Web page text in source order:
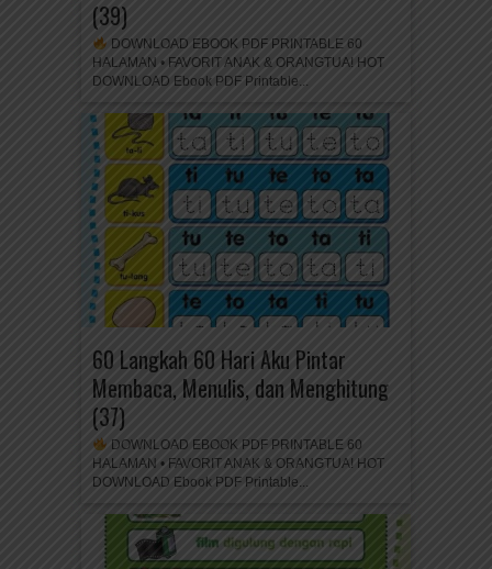
(39)
DOWNLOAD EBOOK PDF PRINTABLE 60
HALAMAN • FAVORIT ANAK & ORANGTUA! HOT
DOWNLOAD Ebook PDF Printable...
60 Langkah 60 Hari Aku Pintar
Membaca, Menulis, dan Menghitung
(37)
DOWNLOAD EBOOK PDF PRINTABLE 60
HALAMAN • FAVORIT ANAK & ORANGTUA! HOT
DOWNLOAD Ebook PDF Printable...